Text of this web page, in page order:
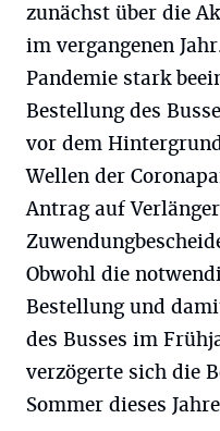
zunächst über die
im vergangenen
Pandemie stark
Bestellung des
vor dem
Wellen der
Antrag auf
Obwohl die
Bestellung und
des Busses im
verzögerte sich die
Sommer dieses